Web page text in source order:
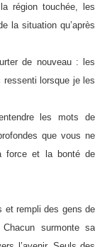
région touchée, les
la situation qu’après
de nouveau : les
lorsque je les
les mots de
que vous ne
force et la bonté de
et rempli des gens de
surmonte sa